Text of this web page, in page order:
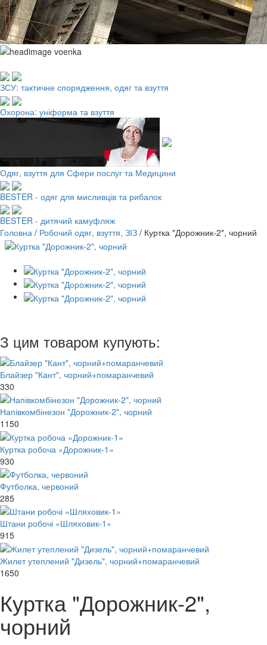
ЗСУ: тактичне спорядження, одяг та взуття
Охорона: уніформа та взуття
Одяг, взуття для Сфери послуг та Медицини
BESTER - одяг для мисливців та рибалок
BESTER - дитячий камуфляж
Головна / Робочий одяг, взуття, ЗІЗ / Куртка "Дорожник-2", чорний
З цим товаром купують:
Блайзер "Кант", чорний+помаранчевий
330
Напівкомбінезон "Дорожник-2", чорний
1150
Куртка робоча «Дорожник-1»
930
Футболка, червоний
285
Штани робочі «Шляховик-1»
915
Жилет утеплений "Дизель", чорний+помаранчевий
1650
Куртка "Дорожник-2",
чорний